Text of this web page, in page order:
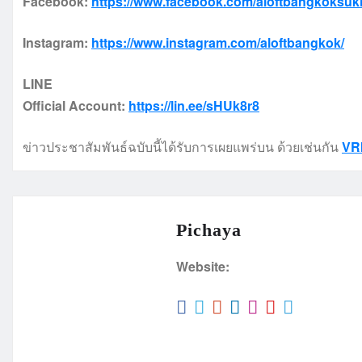
Instagram: https://www.instagram.com/aloftbangkok/
LINE
Official Account: https://lin.ee/sHUk8r8
ข่าวประชาสัมพันธ์ฉบับนี้ได้รับการเผยแพร่บน ด้วยเช่นกัน
Pichaya
Website: